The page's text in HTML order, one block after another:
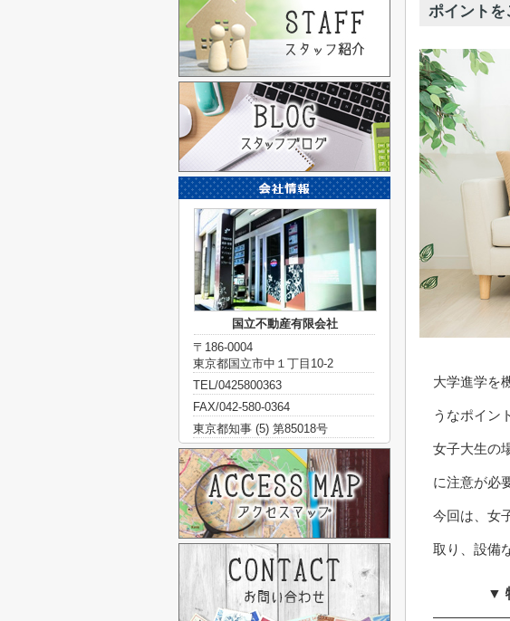
ポイントを
大学進学を
うなポイン
女子大生の
に注意が必
今回は、女
取り、設備
▼
国立不動産有限会社
〒186-0004
東京都国立市中１丁目10-2
TEL/0425800363
FAX/042-580-0364
東京都知事 (5) 第85018号